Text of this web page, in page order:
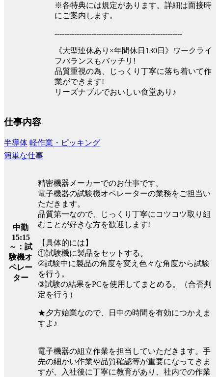
※各特典には規定があります。詳細は面接時
にご案内します。
----------------------------------------------------
《大型連休あり×年間休日130日》ワークライ
フバランスもバッチリ!
品質重視の為、じっくり丁寧に落ち着いて作
業ができます!
リーズナブルでおいしい食堂あり♪
仕事内容
半導体 軽作業・ピッキング
簡単な仕事
中勤
15:15
～：試
験機オ
ペレー
ター
精密機器メーカーでのお仕事です。
電子機器の試験機オペレーターの業務をご担当い
ただきます。
品質第一なので、じっくり丁寧にコツコツ取り組
むことが好きな方を歓迎します!
【具体的には】
①試験機に製品をセットする。
②試験中に製品の角度を変え色々な角度から試験
を行う。
③試験の結果をPCを使用してまとめる。（合否判
定を行う）
★夕方始業なので、日中の時間を有効につかえま
すよ♪
電子機器の組立作業を担当していただきます。手
先の細かい作業や品質確認等が重要になってきま
すが、入社後に丁寧に教育があり、社内での作業